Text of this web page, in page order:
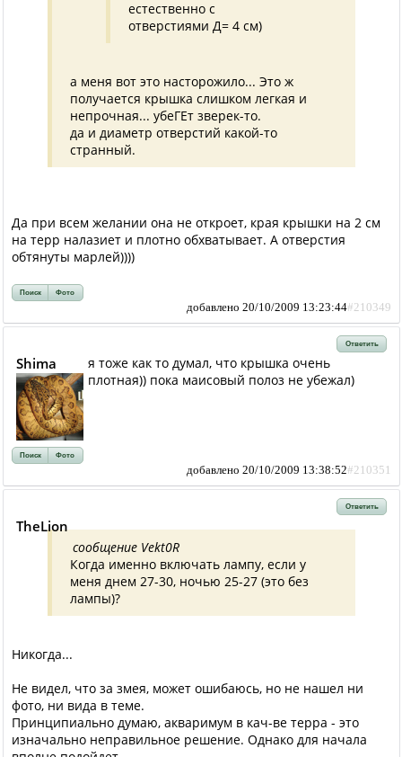
естественно с
отверстиями Д= 4 см)
а меня вот это насторожило... Это ж
получается крышка слишком легкая и
непрочная... убеГЕт зверек-то.
да и диаметр отверстий какой-то
странный.
Да при всем желании она не откроет, края крышки на 2 см
на терр налазиет и плотно обхватывает. А отверстия
обтянуты марлей))))
Поиск Фото
добавлено 20/10/2009 13:23:44#210349
Ответить
Shima
я тоже как то думал, что крышка очень
плотная)) пока маисовый полоз не убежал)
Поиск Фото
добавлено 20/10/2009 13:38:52#210351
Ответить
TheLion
сообщение Vekt0R
Когда именно включать лампу, если у
меня днем 27-30, ночью 25-27 (это без
лампы)?
Никогда...
Не видел, что за змея, может ошибаюсь, но не нашел ни
фото, ни вида в теме.
Принципиально думаю, акваримум в кач-ве терра - это
изначально неправильное решение. Однако для начала